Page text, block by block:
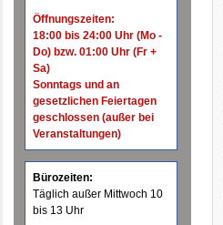
Öffnungszeiten:
18:00 bis 24:00 Uhr (Mo -
Do) bzw. 01:00 Uhr (Fr +
Sa)
Sonntags und an
gesetzlichen Feiertagen
geschlossen (außer bei
Veranstaltungen)
Bürozeiten:
Täglich außer Mittwoch 10
bis 13 Uhr